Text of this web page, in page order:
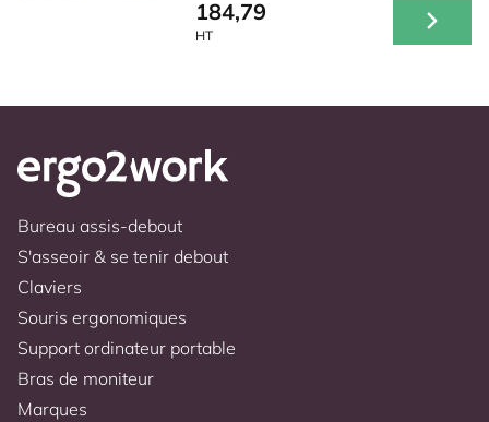
184,79
HT
Bureau assis-debout
S'asseoir & se tenir debout
Claviers
Souris ergonomiques
Support ordinateur portable
Bras de moniteur
Marques